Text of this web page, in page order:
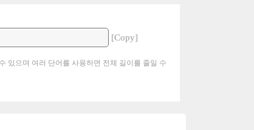
[Copy]
있으며 여러 단어를 사용하면 전체 길이를 줄일 수